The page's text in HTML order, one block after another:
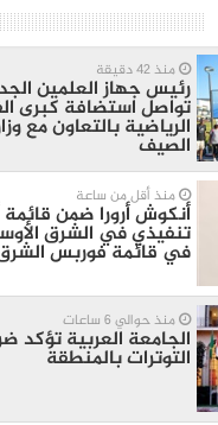
منذ 42 دقيقة
رئيس جهاز العلمين
تواصل استضافة كبرى
الرياضية بالتعاون مع
الصيف
منذ أقل من ساعة
في قائمة فوربس
منذ حوالي 6 ساعات
الجامعة العربية تؤكد
التوترات بالمنطقة ‏